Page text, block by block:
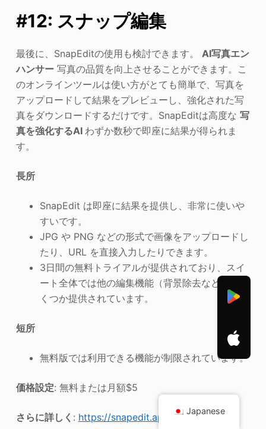
#12: スナップ編集
最後に、SnapEditの使用も検討できます。 AI写真エン
ハンサー写真の品質を向上させることができます。こ
のオンラインツールは使い方がとても簡単で、写真を
アップロードして結果をプレビューし、強化された写
真をダウンロードするだけです。SnapEditは高度な 写
真を強化するAI わずか数秒で即座に結果が得られま
す。
長所
SnapEdit は即座に結果を提供し、非常に使いや
すいです。
JPG や PNG などの形式で画像をアップロードし
たり、URL を直接入力したりできます。
3日間の無料トライアルが提供されており、スイ
ート全体では他の編集機能（背景除去など）もい
くつか提供されています。
短所
無料版では利用できる機能が制限されています。
価格設定: 無料または月額$5
さらに詳しく : https://snapedit.app/enhance
Japanese